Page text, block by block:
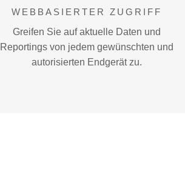
WEBBASIERTER ZUGRIFF
Greifen Sie auf aktuelle Daten und
Reportings von jedem gewünschten und
autorisierten Endgerät zu.